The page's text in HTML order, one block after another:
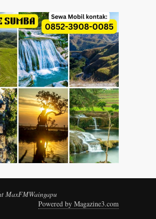
MaxFMWaingapu
Powered by Magazine3.com